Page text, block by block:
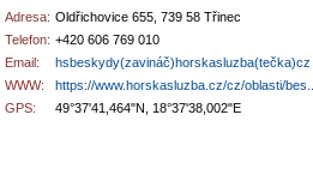
Adresa: Oldřichovice 655, 739 58 Třinec
Telefon: +420 606 769 010
Email:
hsbeskydy(zavináč)horskasluzba(tečka)cz
WWW:
https://www.horskasluzba.cz/cz/oblasti/
GPS:
49°37'41,464"N, 18°37'38,002"E